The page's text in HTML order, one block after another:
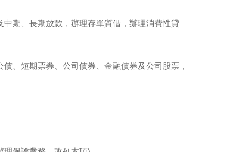
期、長期放款，辦理存單質借，辦理消費性貸
、短期票券、公司債券、金融債券及公司股票，